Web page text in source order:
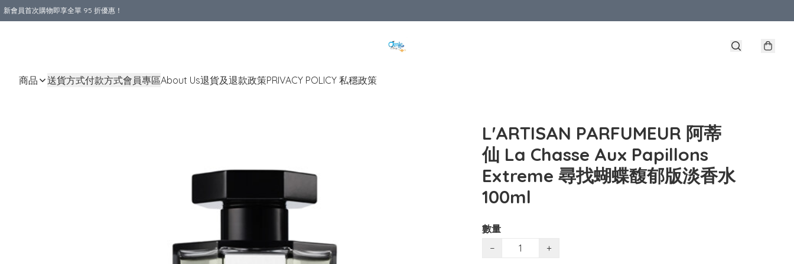
新會員首次購物即享全單 95 折優惠！
商品 送貨方式付款方式會員專區About Us退貨及退款政策PRIVACY POLICY 私穩政策
L'ARTISAN PARFUMEUR 阿蒂
仙 La Chasse Aux Papillons
Extreme 尋找蝴蝶馥郁版淡香水
100ml
數量
−
+